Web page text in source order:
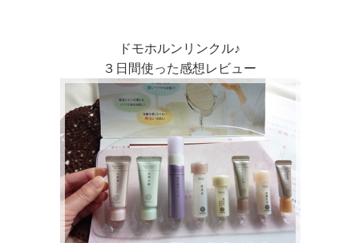
ドモホルンリンクル♪
３日間使った感想レビュー